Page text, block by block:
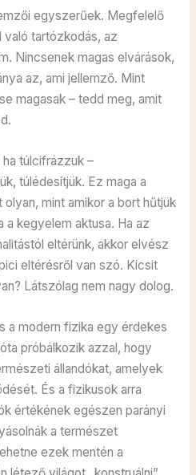
egyszerűek. Megfelelő
való tartózkodás, az
Nincsenek magas elvárások,
az, ami jellemző. Mint
magasak – tedd meg, amit
túlcifrázzuk –
túlédesítjük. Ez maga a
mint amikor a bort hűtjük
a kegyelem aktusa. Ha az
eltérünk, akkor elvész
eltérésről van szó. Kicsit
Látszólag nem nagy dolog.
a modern fizika egy érdekes
próbálkozik azzal, hogy
állandókat, amelyek
És a fizikusok arra
értékének egészen parányi
a természet
ezek mentén a